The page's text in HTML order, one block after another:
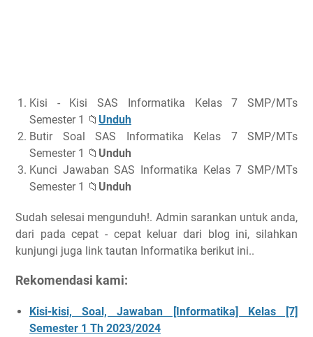
Kisi - Kisi SAS Informatika Kelas 7 SMP/MTs
Semester 1 📁 Unduh
Butir Soal SAS Informatika Kelas 7 SMP/MTs
Semester 1 📁 Unduh
Kunci Jawaban SAS Informatika Kelas 7 SMP/MTs
Semester 1 📁 Unduh
Sudah selesai mengunduh!. Admin sarankan untuk anda,
dari pada cepat - cepat keluar dari blog ini, silahkan
kunjungi juga link tautan Informatika berikut ini..
Rekomendasi kami:
Kisi-kisi, Soal, Jawaban [Informatika] Kelas [7]
Semester 1 Th 2023/2024